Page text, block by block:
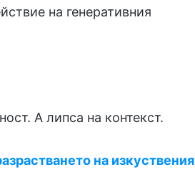
на генеративния
А липса на контекст.
на изкуствения